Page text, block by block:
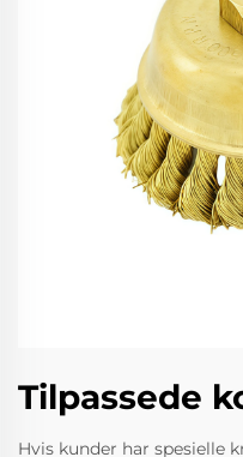
Tilpassede
Hvis kunder har spesielle